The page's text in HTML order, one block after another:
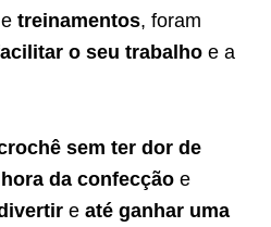
e treinamentos, foram
o seu trabalho e a
sem ter dor de
da confecção e
e até ganhar uma